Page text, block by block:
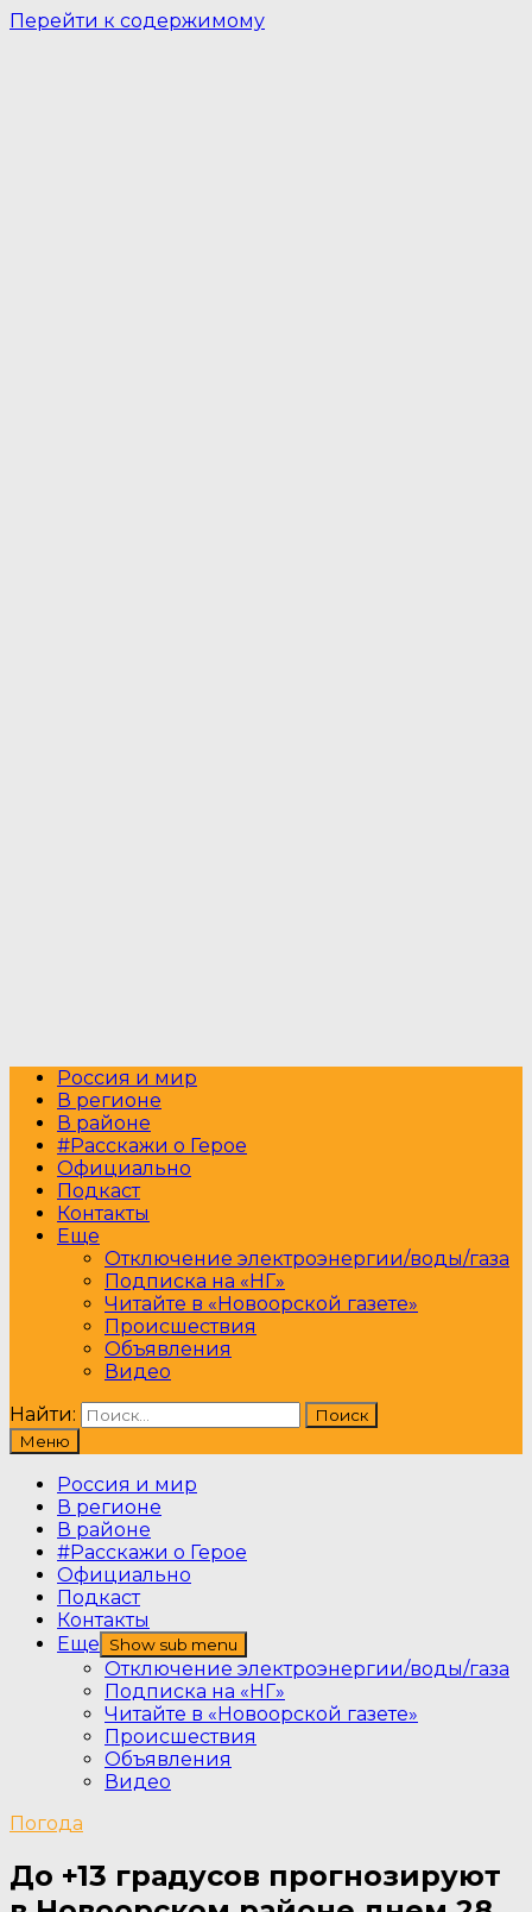
Перейти к содержимому
Россия и мир
В регионе
В районе
#Расскажи о Герое
Официально
Подкаст
Контакты
Еще
Отключение электроэнергии/воды/газа
Подписка на «НГ»
Читайте в «Новоорской газете»
Происшествия
Объявления
Видео
Найти:
Меню
Россия и мир
В регионе
В районе
#Расскажи о Герое
Официально
Подкаст
Контакты
Еще
Show sub menu
Отключение электроэнергии/воды/газа
Подписка на «НГ»
Читайте в «Новоорской газете»
Происшествия
Объявления
Видео
Погода
До +13 градусов прогнозируют